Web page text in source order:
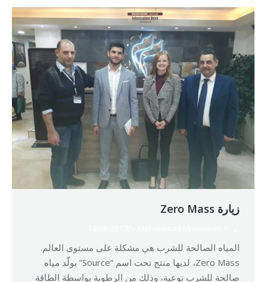
زيارة Zero Mass
المياه الصالحة للشرب هي مشكلة على مستوى العالم.
Zero Mass، لديها منتج تحت اسم “Source” يولّد مياه
صالحة للشرب نوعية، وذلك من الرطوبة بواسطة الطاقة